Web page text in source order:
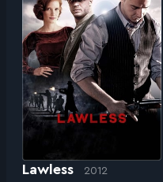
Lawless 2012